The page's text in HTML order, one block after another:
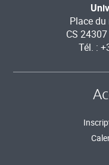
Place
CS
Tél. :